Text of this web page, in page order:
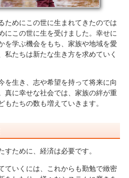
ためにこの世に生まれてきたのでは
にこの世に生を受けました。幸せに
を学ぶ機会をもち、家族や地域を愛
私たちは新たな生き方を求めていく
を生き、志や希望を持って将来に向
真に幸せな社会では、家族の絆が重
たちの数も増えていきます。
すために、経済は必要です。
ていくには、これからも勤勉で緻密